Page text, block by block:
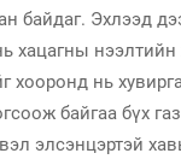
байдаг. Эхлээд
хацагны
хооронд нь
байгаа бүх
элсэнцэртэй